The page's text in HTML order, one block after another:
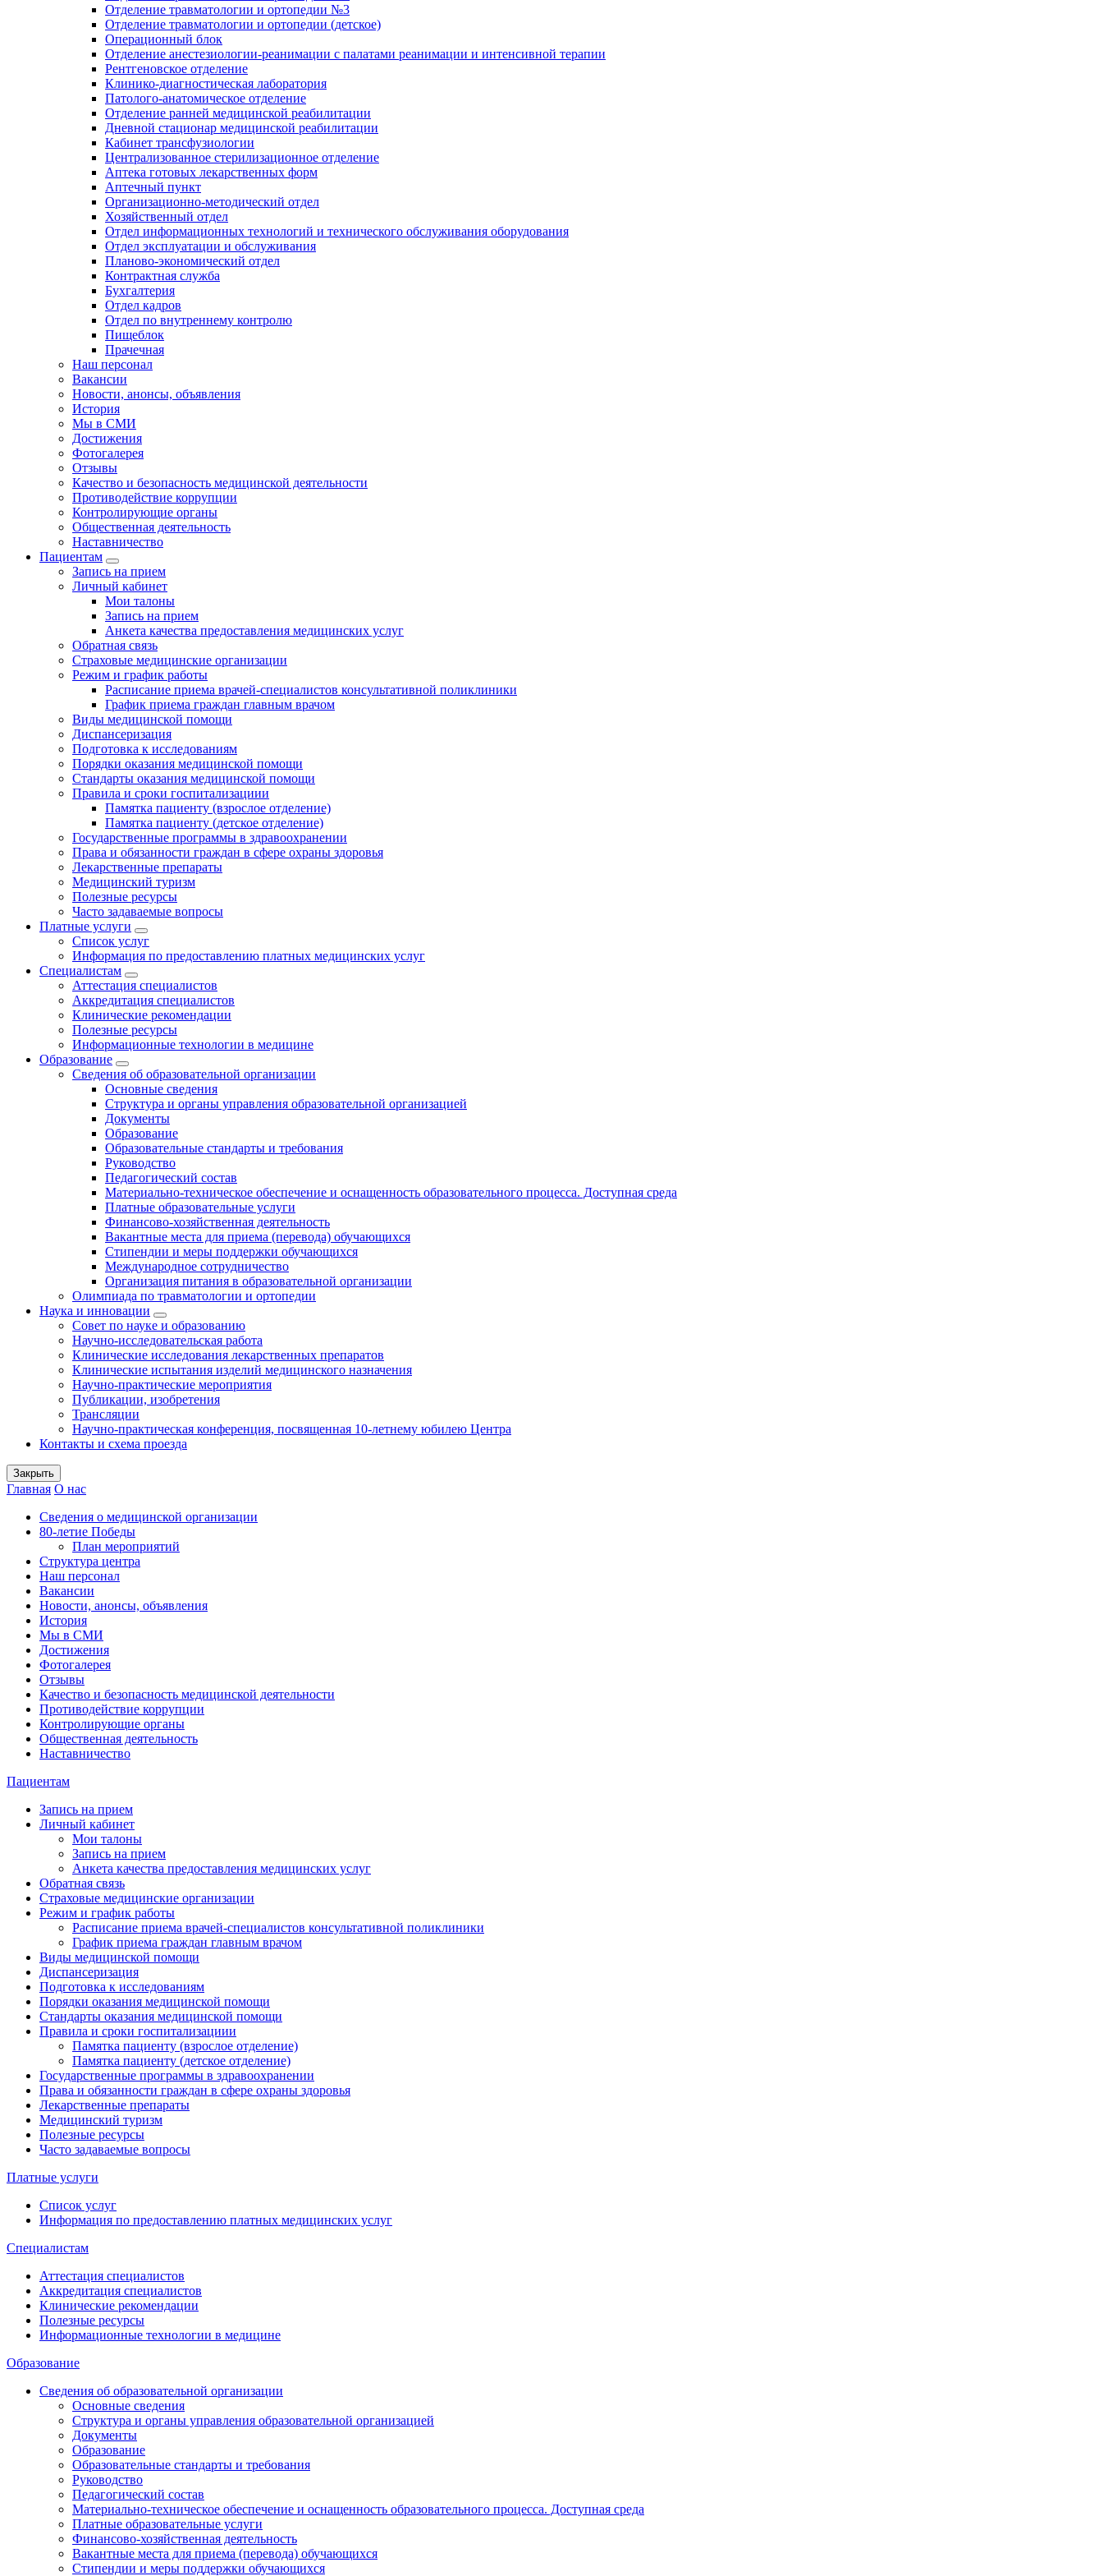
Отделение травматологии и ортопедии №3
Отделение травматологии и ортопедии (детское)
Операционный блок
Отделение анестезиологии-реанимации с палатами реанимации и интенсивной терапии
Рентгеновское отделение
Клинико-диагностическая лаборатория
Патолого-анатомическое отделение
Отделение ранней медицинской реабилитации
Дневной стационар медицинской реабилитации
Кабинет трансфузиологии
Централизованное стерилизационное отделение
Аптека готовых лекарственных форм
Аптечный пункт
Организационно-методический отдел
Хозяйственный отдел
Отдел информационных технологий и технического обслуживания оборудования
Отдел эксплуатации и обслуживания
Планово-экономический отдел
Контрактная служба
Бухгалтерия
Отдел кадров
Отдел по внутреннему контролю
Пищеблок
Прачечная
Наш персонал
Вакансии
Новости, анонсы, объявления
История
Мы в СМИ
Достижения
Фотогалерея
Отзывы
Качество и безопасность медицинской деятельности
Противодействие коррупции
Контролирующие органы
Общественная деятельность
Наставничество
Пациентам
Запись на прием
Личный кабинет
Мои талоны
Запись на прием
Анкета качества предоставления медицинских услуг
Обратная связь
Страховые медицинские организации
Режим и график работы
Расписание приема врачей-специалистов консультативной поликлиники
График приема граждан главным врачом
Виды медицинской помощи
Диспансеризация
Подготовка к исследованиям
Порядки оказания медицинской помощи
Стандарты оказания медицинской помощи
Правила и сроки госпитализациии
Памятка пациенту (взрослое отделение)
Памятка пациенту (детское отделение)
Государственные программы в здравоохранении
Права и обязанности граждан в сфере охраны здоровья
Лекарственные препараты
Медицинский туризм
Полезные ресурсы
Часто задаваемые вопросы
Платные услуги
Список услуг
Информация по предоставлению платных медицинских услуг
Специалистам
Аттестация специалистов
Аккредитация специалистов
Клинические рекомендации
Полезные ресурсы
Информационные технологии в медицине
Образование
Сведения об образовательной организации
Основные сведения
Структура и органы управления образовательной организацией
Документы
Образование
Образовательные стандарты и требования
Руководство
Педагогический состав
Материально-техническое обеспечение и оснащенность образовательного процесса. Доступная среда
Платные образовательные услуги
Финансово-хозяйственная деятельность
Вакантные места для приема (перевода) обучающихся
Стипендии и меры поддержки обучающихся
Международное сотрудничество
Организация питания в образовательной организации
Олимпиада по травматологии и ортопедии
Наука и инновации
Совет по науке и образованию
Научно-исследовательская работа
Клинические исследования лекарственных препаратов
Клинические испытания изделий медицинского назначения
Научно-практические мероприятия
Публикации, изобретения
Трансляции
Научно-практическая конференция, посвященная 10-летнему юбилею Центра
Контакты и схема проезда
Закрыть
Главная О нас
Сведения о медицинской организации
80-летие Победы
План мероприятий
Структура центра
Наш персонал
Вакансии
Новости, анонсы, объявления
История
Мы в СМИ
Достижения
Фотогалерея
Отзывы
Качество и безопасность медицинской деятельности
Противодействие коррупции
Контролирующие органы
Общественная деятельность
Наставничество
Пациентам
Запись на прием
Личный кабинет
Мои талоны
Запись на прием
Анкета качества предоставления медицинских услуг
Обратная связь
Страховые медицинские организации
Режим и график работы
Расписание приема врачей-специалистов консультативной поликлиники
График приема граждан главным врачом
Виды медицинской помощи
Диспансеризация
Подготовка к исследованиям
Порядки оказания медицинской помощи
Стандарты оказания медицинской помощи
Правила и сроки госпитализациии
Памятка пациенту (взрослое отделение)
Памятка пациенту (детское отделение)
Государственные программы в здравоохранении
Права и обязанности граждан в сфере охраны здоровья
Лекарственные препараты
Медицинский туризм
Полезные ресурсы
Часто задаваемые вопросы
Платные услуги
Список услуг
Информация по предоставлению платных медицинских услуг
Специалистам
Аттестация специалистов
Аккредитация специалистов
Клинические рекомендации
Полезные ресурсы
Информационные технологии в медицине
Образование
Сведения об образовательной организации
Основные сведения
Структура и органы управления образовательной организацией
Документы
Образование
Образовательные стандарты и требования
Руководство
Педагогический состав
Материально-техническое обеспечение и оснащенность образовательного процесса. Доступная среда
Платные образовательные услуги
Финансово-хозяйственная деятельность
Вакантные места для приема (перевода) обучающихся
Стипендии и меры поддержки обучающихся